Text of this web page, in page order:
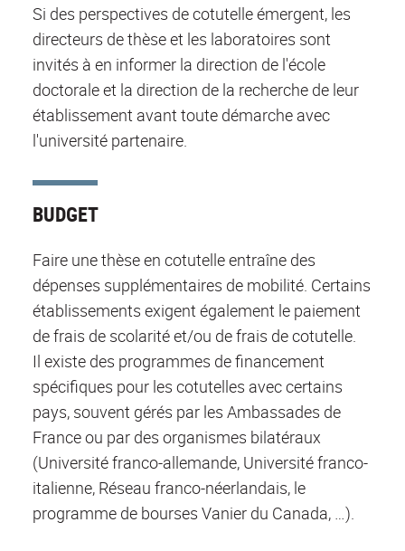
Si des perspectives de cotutelle émergent, les
directeurs de thèse et les laboratoires sont
invités à en informer la direction de l'école
doctorale et la direction de la recherche de leur
établissement avant toute démarche avec
l'université partenaire.
BUDGET
Faire une thèse en cotutelle entraîne des
dépenses supplémentaires de mobilité. Certains
établissements exigent également le paiement
de frais de scolarité et/ou de frais de cotutelle.
Il existe des programmes de financement
spécifiques pour les cotutelles avec certains
pays, souvent gérés par les Ambassades de
France ou par des organismes bilatéraux
(Université franco-allemande, Université franco-
italienne, Réseau franco-néerlandais, le
programme de bourses Vanier du Canada, …).